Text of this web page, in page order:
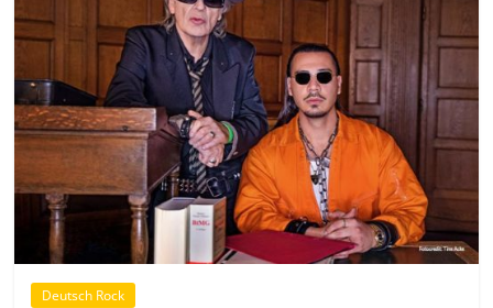
Deutsch Rock